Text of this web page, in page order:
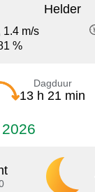
Helder
1.4 m/s
%
Dagduur
13 h 21 min